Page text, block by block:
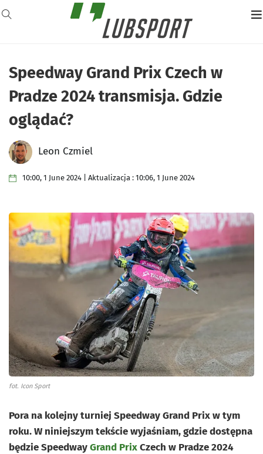
Speedway Grand Prix Czech w
Pradze 2024 transmisja. Gdzie
oglądać?
Leon Czmiel
10:00, 1 June 2024 | Aktualizacja : 10:06, 1 June 2024
fot. Icon Sport
Pora na kolejny turniej Speedway Grand Prix w tym
roku. W niniejszym tekście wyjaśniam, gdzie dostępna
będzie SpeedwayGrand PrixCzech w Pradze 2024